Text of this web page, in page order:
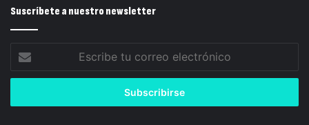
Suscríbete a nuestro newsletter
correo